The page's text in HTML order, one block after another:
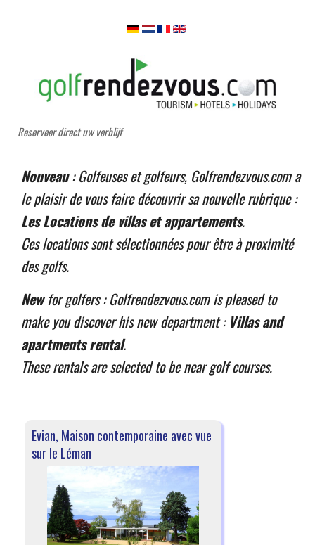
Reserveer direct uw verblijf
Nouveau: Golfeuses et golfeurs, Golfrendezvous.com a
le plaisir de vous faire découvrir sa nouvelle rubrique :
Les Locations de villas et appartements.
Ces locations sont sélectionnées pour être à proximité
des golfs.
Newfor golfers : Golfrendezvous.com is pleased to
make you discover his new department : Villas and
apartments rental.
These rentals are selected to be near golf courses.
Evian, Maison contemporaine avec vue
sur le Léman